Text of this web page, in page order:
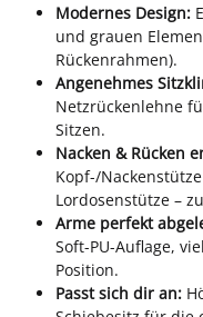
Modernes Design:
und grauen
Rückenrahmen).
Angenehmes
Netzrückenlehne
Sitzen.
Nacken & Rücken
Kopf-/
Lordosenstütze –
Arme perfekt
Soft-PU-Auflage,
Position.
Passt sich dir an: